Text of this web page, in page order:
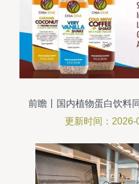
前瞻丨国内植物蛋白饮料
白生物制品如何
更新时间：2026-